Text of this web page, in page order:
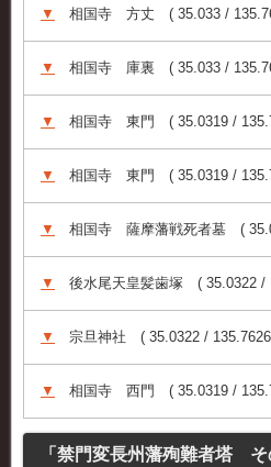
▼ 相国寺 方丈 ( 35.033 /
▼ 相国寺 庫裏 ( 35.033 /
▼ 相国寺 東門 ( 35.0319 /
▼ 相国寺 東門 ( 35.0319 /
▼ 相国寺 薩摩藩戦死者墓 (
▼ 後水尾天皇髪歯塚 ( 35.0322 /
▼ 宗旦神社 ( 35.0322 /
▼ 相国寺 西門 ( 35.0319 /
「禁門変長州藩殉難者塔